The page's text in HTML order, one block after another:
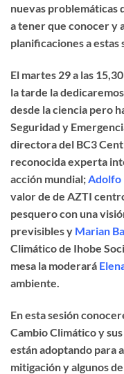
nuevas problemáticas
a tener que conocer y
planificaciones a estas
El martes 29 a las
la tarde la
desde la ciencia pero
Seguridad y
directora del BC3
reconocida experta
acción mundial;Adolfo
valor de de AZTI
pesquero con una
previsibles y Marian
Climático de Ihobe
mesa la moderará
ambiente.
En esta sesión
Cambio Climático y
están adoptando para
mitigación y algunos